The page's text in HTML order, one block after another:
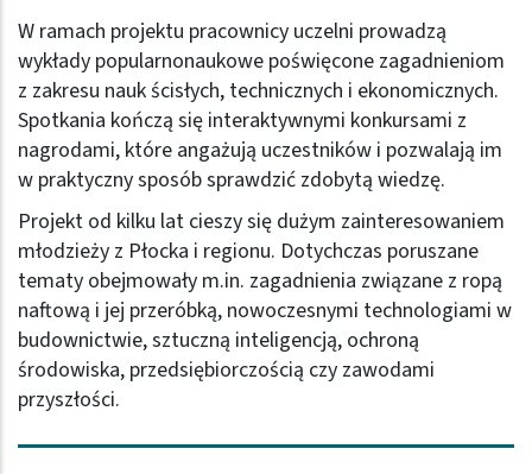
W ramach projektu pracownicy uczelni prowadzą
wykłady popularnonaukowe poświęcone zagadnieniom
z zakresu nauk ścisłych, technicznych i ekonomicznych.
Spotkania kończą się interaktywnymi konkursami z
nagrodami, które angażują uczestników i pozwalają im
w praktyczny sposób sprawdzić zdobytą wiedzę.
Projekt od kilku lat cieszy się dużym zainteresowaniem
młodzieży z Płocka i regionu. Dotychczas poruszane
tematy obejmowały m.in. zagadnienia związane z ropą
naftową i jej przeróbką, nowoczesnymi technologiami w
budownictwie, sztuczną inteligencją, ochroną
środowiska, przedsiębiorczością czy zawodami
przyszłości.